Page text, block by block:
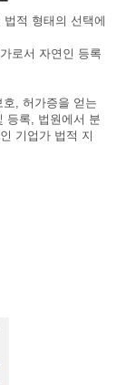
적 형태의 선택에
로서 자연인 등록
, 허가증을 얻는
등록, 법원에서 분
기업가 법적 지